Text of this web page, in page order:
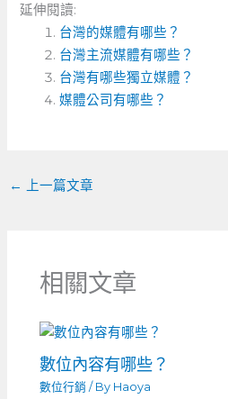
o
e
e
C
m
分
延伸閱讀:
台灣的媒體有哪些？
台灣主流媒體有哪些？
台灣有哪些獨立媒體？
媒體公司有哪些？
← 上一篇文章
相關文章
數位內容有哪些？
數位行銷 / By Haoya